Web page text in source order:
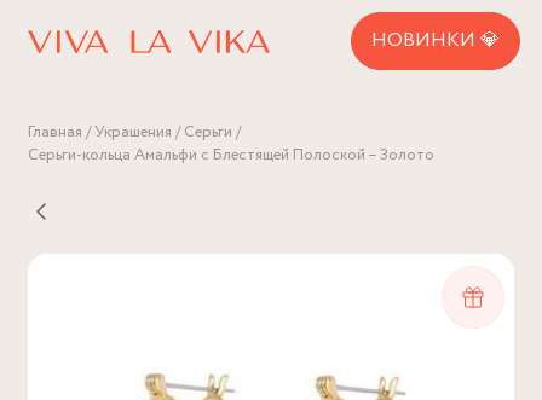
НОВИНКИ 💎
Главная Украшения
Серьги
Серьги-кольца Амальфи с Блестящей Полоской – Золото